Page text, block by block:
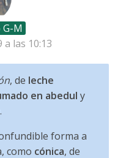
M
las 10:13
, de leche
en abedul y
forma a
como cónica, de